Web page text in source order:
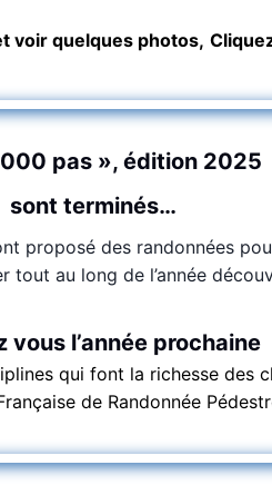
voir quelques photos,
pas », édition 2025
sont terminés…
proposé des randonnées
au long de l’année
vous l’année prochaine
qui font la richesse des
de Randonnée